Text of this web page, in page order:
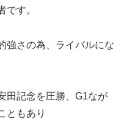
です。
強さの為、ライバルにな
田記念を圧勝、G1なが
ともあり